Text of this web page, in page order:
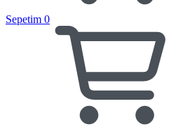
Sepetim 0